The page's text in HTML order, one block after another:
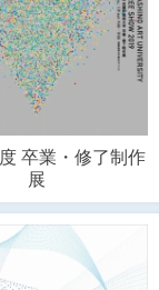
卒業・修了制作
展